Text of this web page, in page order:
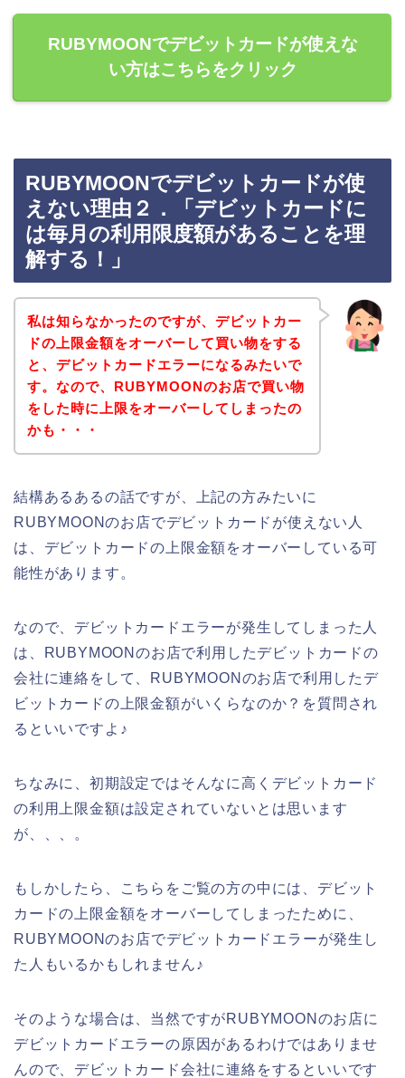
RUBYMOONでデビットカードが使えな
い方はこちらをクリック
RUBYMOONでデビットカードが使
えない理由２．「デビットカードに
は毎月の利用限度額があることを理
解する！」
私は知らなかったのですが、デビットカー
ドの上限金額をオーバーして買い物をする
と、デビットカードエラーになるみたいで
す。なので、RUBYMOONのお店で買い物
をした時に上限をオーバーしてしまったの
かも・・・
結構あるあるの話ですが、上記の方みたいに
RUBYMOONのお店でデビットカードが使えない人
は、デビットカードの上限金額をオーバーしている可
能性があります。
なので、デビットカードエラーが発生してしまった人
は、RUBYMOONのお店で利用したデビットカードの
会社に連絡をして、RUBYMOONのお店で利用したデ
ビットカードの上限金額がいくらなのか？を質問され
るといいですよ♪
ちなみに、初期設定ではそんなに高くデビットカード
の利用上限金額は設定されていないとは思います
が、、、。
もしかしたら、こちらをご覧の方の中には、デビット
カードの上限金額をオーバーしてしまったために、
RUBYMOONのお店でデビットカードエラーが発生し
た人もいるかもしれません♪
そのような場合は、当然ですがRUBYMOONのお店に
デビットカードエラーの原因があるわけではありませ
んので、デビットカード会社に連絡をするといいです